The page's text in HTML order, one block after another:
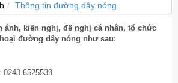
Thông tin đường dây nóng
ánh, kiến nghị, đề nghị cá nhân, tổ chức
đường dây nóng như sau: